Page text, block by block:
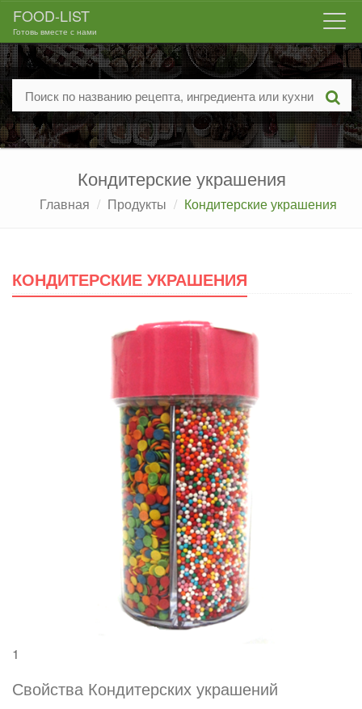
FOOD-LIST
Готовь вместе с нами
Кондитерские украшения
Главная Продукты Кондитерские украшения
КОНДИТЕРСКИЕ УКРАШЕНИЯ
1
Свойства Кондитерских украшений